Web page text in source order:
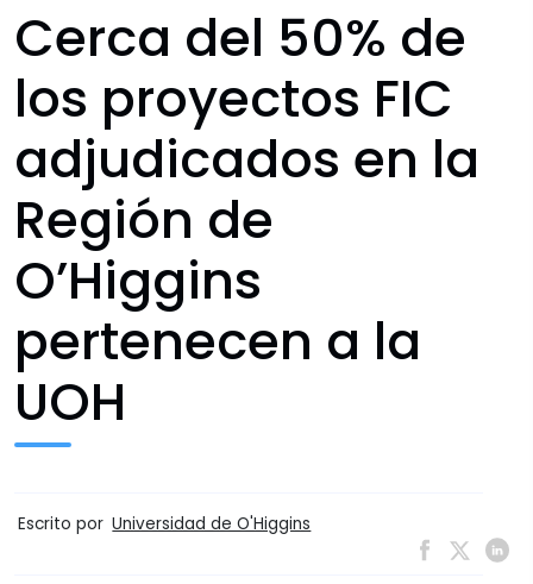
Cerca del 50% de
los proyectos FIC
adjudicados en la
Región de
O’Higgins
pertenecen a la
UOH
Escrito por Universidad de O'Higgins